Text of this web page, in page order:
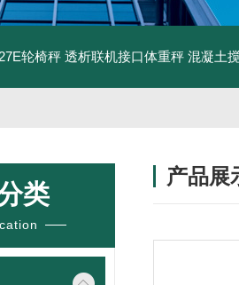
轮椅秤 透析联机接口体重秤 混凝土
类
产品展